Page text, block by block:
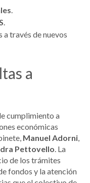
.
.
través de nuevos
a
cumplimiento a
económicas
Manuel Adorni,
Pettovello. La
de los trámites
fondos y la atención